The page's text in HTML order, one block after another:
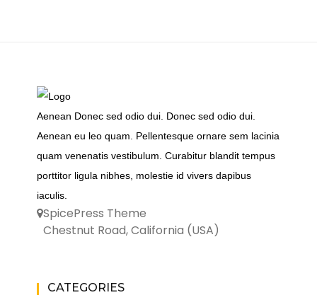
Aenean Donec sed odio dui. Donec sed odio dui.
Aenean eu leo quam. Pellentesque ornare sem lacinia
quam venenatis vestibulum. Curabitur blandit tempus
porttitor ligula nibhes, molestie id vivers dapibus
iaculis.
SpicePress Theme
Chestnut Road, California (USA)
CATEGORIES